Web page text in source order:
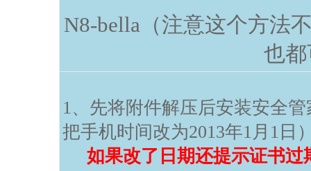
N8-bella（注意这个方法
也
1、先将附件解压后安装安全
把手机时间改为2013年1月1日
如果改了日期还提示证书